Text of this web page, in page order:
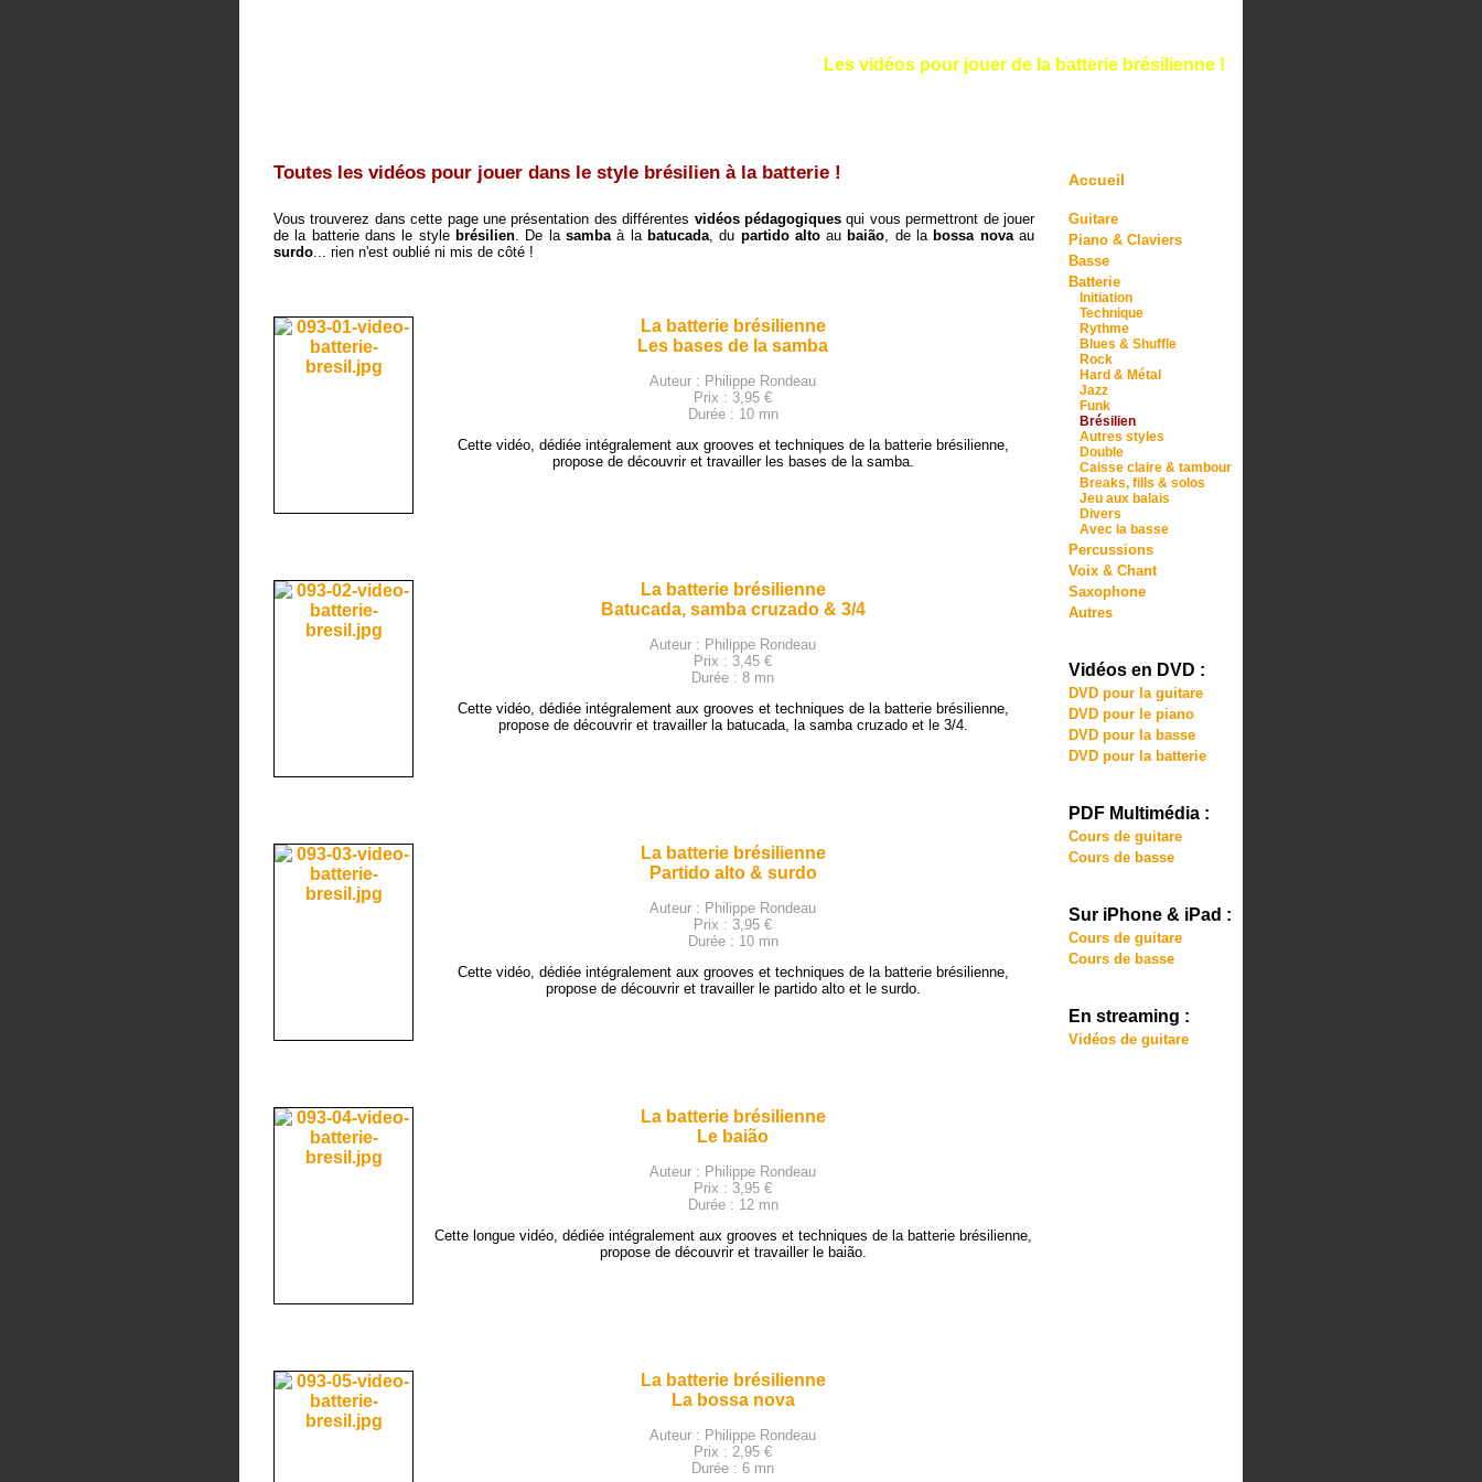
Les vidéos pour jouer de la batterie brésilienne !
Toutes les vidéos pour jouer dans le style brésilien à la batterie !
Vous trouverez dans cette page une présentation des différentes vidéos pédagogiques qui vous permettront de jouer
de la batterie dans le style brésilien. De la sambaà la batucada, du partido altoau baião, de la bossa novaau
surdo... rien n'est oublié ni mis de côté !
La batterie brésilienne
Les bases de la samba
Auteur : Philippe Rondeau
Prix : 3,95 €
Durée : 10 mn
Cette vidéo, dédiée intégralement aux grooves et techniques de la batterie brésilienne,
propose de découvrir et travailler les bases de la samba.
La batterie brésilienne
Batucada, samba cruzado & 3/4
Auteur : Philippe Rondeau
Prix : 3,45 €
Durée : 8 mn
Cette vidéo, dédiée intégralement aux grooves et techniques de la batterie brésilienne,
propose de découvrir et travailler la batucada, la samba cruzado et le 3/4.
La batterie brésilienne
Partido alto & surdo
Auteur : Philippe Rondeau
Prix : 3,95 €
Durée : 10 mn
Cette vidéo, dédiée intégralement aux grooves et techniques de la batterie brésilienne,
propose de découvrir et travailler le partido alto et le surdo.
La batterie brésilienne
Le baião
Auteur : Philippe Rondeau
Prix : 3,95 €
Durée : 12 mn
Cette longue vidéo, dédiée intégralement aux grooves et techniques de la batterie brésilienne,
propose de découvrir et travailler le baião.
La batterie brésilienne
La bossa nova
Auteur : Philippe Rondeau
Prix : 2,95 €
Durée : 6 mn
Accueil
Guitare
Piano & Claviers
Basse
Batterie
Initiation
Technique
Rythme
Blues & Shuffle
Rock
Hard & Métal
Jazz
Funk
Brésilien
Autres styles
Double
Caisse claire & tambour
Breaks, fills & solos
Jeu aux balais
Divers
Avec la basse
Percussions
Voix & Chant
Saxophone
Autres
Vidéos en DVD :
DVD pour la guitare
DVD pour le piano
DVD pour la basse
DVD pour la batterie
PDF Multimédia :
Cours de guitare
Cours de basse
Sur iPhone & iPad :
Cours de guitare
Cours de basse
En streaming :
Vidéos de guitare